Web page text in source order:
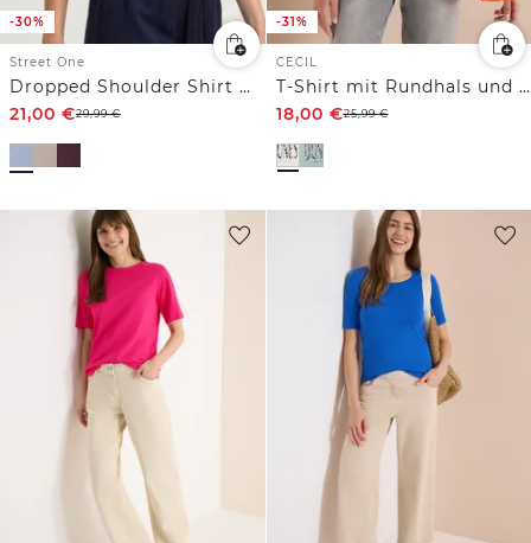
-30%
Street One
Dropped Shoulder Shirt mit Glitzerdetails
21,00 €29,99€
-31%
CECIL
T-Shirt mit Rundhals und Frontprint
18,00 €25,99€